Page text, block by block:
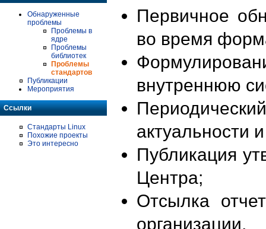
Обнаруженные
проблемы
Проблемы в
ядре
Проблемы
библиотек
Проблемы
стандартов
Публикации
Мероприятия
Ссылки
Стандарты Linux
Похожие проекты
Это интересно
Первичное
во время
внутреннюю
актуальности
Публикация
Центра;
Отсылка